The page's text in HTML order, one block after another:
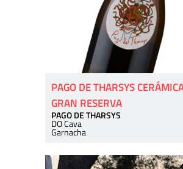
PAGO DE THARSYS
GRAN RESERVA
PAGO DE THARSYS
DO Cava
Garnacha